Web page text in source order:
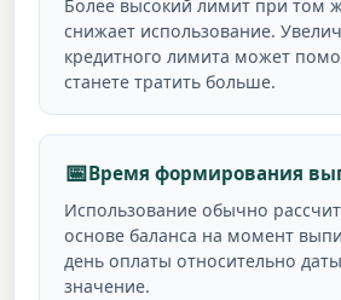
Более высокий лимит при том
снижает использование.
кредитного лимита может
станете тратить больше.
📅Время формирования
Использование обычно
основе баланса на момент
день оплаты относительно
значение.